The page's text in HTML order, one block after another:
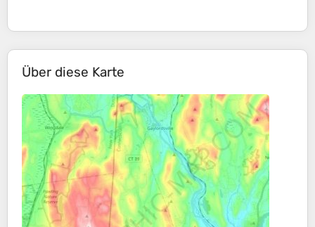
Über diese Karte